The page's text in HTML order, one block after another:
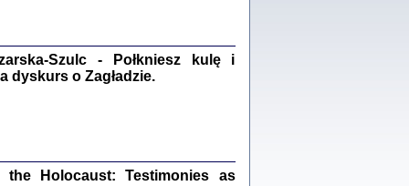
Kalman Rotgeber
Bańkowska, wstęp Jacek Leociak
Warszawa 2021
Szulc - Połkniesz kulę i
dyskurs o Zagładzie.
the Holocaust: Testimonies as